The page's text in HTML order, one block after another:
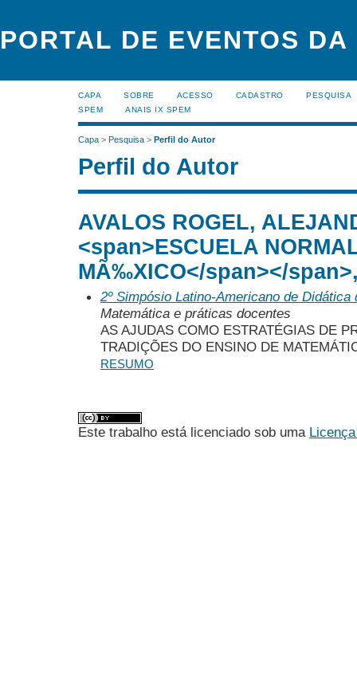
PORTAL DE EVENTOS DA
CAPA SOBRE ACESSO CADASTRO
PESQUISA
SPEM
ANAIS IX SPEM
Capa > Pesquisa > Perfil do Autor
Perfil do Autor
AVALOS ROGEL,
<span>ESCUELA
MÃ‰XICO</span></
2º Simpósio Latino-Americano de Didática
Matemática e práticas docentes
AS AJUDAS COMO ESTRATÉGIAS DE
TRADIÇÕES DO ENSINO DE
RESUMO
Este trabalho está licenciado sob uma